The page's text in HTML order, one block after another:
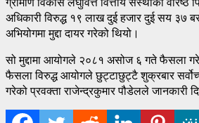
अधिकारी विरुद्ध १९ लाख दुई हजार दुई सय ३७
अभियोगमा मुद्दा दायर गरेको थियो।
सो मुद्दामा आयोगले २०८१ असोज ६ गते फैसला
फैसला विरुद्ध आयोगले छुट्टाछुट्टै शुक्रबार
गरेको प्रवक्ता राजेन्द्रकुमार पौडेलले जानकारी